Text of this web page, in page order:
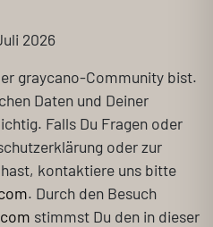
2026
graycano-Community bist.
Daten und Deiner
Falls Du Fragen oder
oder zur
kontaktiere uns bitte
. Durch den Besuch
stimmst Du den in dieser